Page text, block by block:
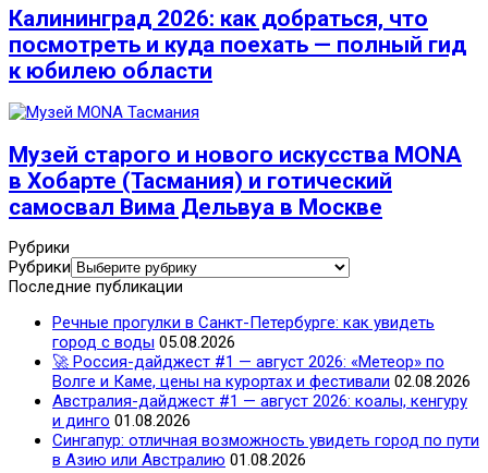
Калининград 2026: как добраться, что
посмотреть и куда поехать — полный гид
к юбилею области
Музей старого и нового искусства MONA
в Хобарте (Тасмания) и готический
самосвал Вима Дельвуа в Москве
Рубрики
Рубрики
Последние публикации
Речные прогулки в Санкт-Петербурге: как увидеть
город с воды 05.08.2026
🚀 Россия-дайджест #1 — август 2026: «Метеор» по
Волге и Каме, цены на курортах и фестивали 02.08.2026
Австралия-дайджест #1 — август 2026: коалы, кенгуру
и динго 01.08.2026
Сингапур: отличная возможность увидеть город по пути
в Азию или Австралию 01.08.2026